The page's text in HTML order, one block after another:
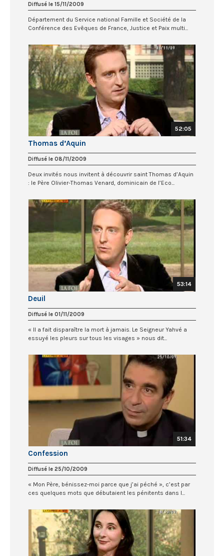
Diffusé le 15/11/2009
Département du Service national Famille et Société de la
Conférence des Evêques de France, Justice et Paix multi...
52:05
Thomas d’Aquin
Diffusé le 08/11/2009
Deux invités nous invitent à découvrir saint Thomas d’Aquin
: le Père Olivier-Thomas Venard, dominicain de l’Eco...
53:14
Deuil
Diffusé le 01/11/2009
« Il a fait disparaître la mort à jamais. Le Seigneur Yahvé a
essuyé les pleurs sur tous les visages » nous dit...
51:34
Confession
Diffusé le 25/10/2009
« Mon Père, bénissez-moi parce que j’ai péché », c’est par
ces quelques mots que débutaient les pénitents dans l...